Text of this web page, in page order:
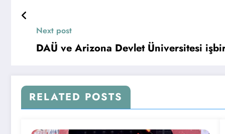
Next post
DAÜ ve Arizona Devlet Üniversitesi
RELATED POSTS